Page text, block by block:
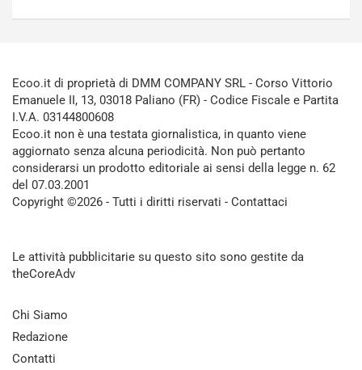
Ecoo.it di proprietà di DMM COMPANY SRL - Corso Vittorio
Emanuele II, 13, 03018 Paliano (FR) - Codice Fiscale e Partita
I.V.A. 03144800608
Ecoo.it non è una testata giornalistica, in quanto viene
aggiornato senza alcuna periodicità. Non può pertanto
considerarsi un prodotto editoriale ai sensi della legge n. 62
del 07.03.2001
Copyright ©2026 - Tutti i diritti riservati - Contattaci
Le attività pubblicitarie su questo sito sono gestite da
theCoreAdv
Chi Siamo
Redazione
Contatti